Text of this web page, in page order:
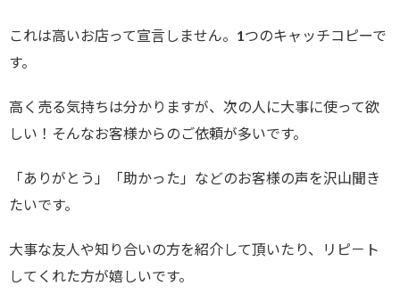
これは高いお店って宣言しません。1つのキャッチコピーで
す。
高く売る気持ちは分かりますが、次の人に大事に使って欲
しい！そんなお客様からのご依頼が多いです。
「ありがとう」「助かった」などのお客様の声を沢山聞き
たいです。
大事な友人や知り合いの方を紹介して頂いたり、リピ－ト
してくれた方が嬉しいです。